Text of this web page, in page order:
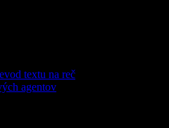
textu na reč
agentov